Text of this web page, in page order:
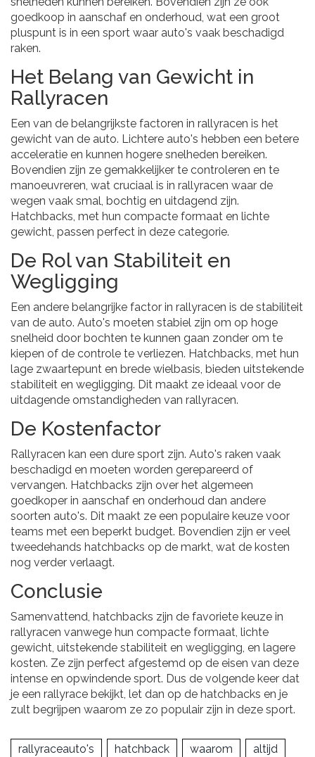
goedkoop in aanschaf en onderhoud, wat een groot
pluspunt is in een sport waar auto's vaak beschadigd
raken.
Het Belang van Gewicht in
Rallyracen
Een van de belangrijkste factoren in rallyracen is het
gewicht van de auto. Lichtere auto's hebben een betere
acceleratie en kunnen hogere snelheden bereiken.
Bovendien zijn ze gemakkelijker te controleren en te
manoeuvreren, wat cruciaal is in rallyracen waar de
wegen vaak smal, bochtig en uitdagend zijn.
Hatchbacks, met hun compacte formaat en lichte
gewicht, passen perfect in deze categorie.
De Rol van Stabiliteit en
Wegligging
Een andere belangrijke factor in rallyracen is de stabiliteit
van de auto. Auto's moeten stabiel zijn om op hoge
snelheid door bochten te kunnen gaan zonder om te
kiepen of de controle te verliezen. Hatchbacks, met hun
lage zwaartepunt en brede wielbasis, bieden uitstekende
stabiliteit en wegligging. Dit maakt ze ideaal voor de
uitdagende omstandigheden van rallyracen.
De Kostenfactor
Rallyracen kan een dure sport zijn. Auto's raken vaak
beschadigd en moeten worden gerepareerd of
vervangen. Hatchbacks zijn over het algemeen
goedkoper in aanschaf en onderhoud dan andere
soorten auto's. Dit maakt ze een populaire keuze voor
teams met een beperkt budget. Bovendien zijn er veel
tweedehands hatchbacks op de markt, wat de kosten
nog verder verlaagt.
Conclusie
Samenvattend, hatchbacks zijn de favoriete keuze in
rallyracen vanwege hun compacte formaat, lichte
gewicht, uitstekende stabiliteit en wegligging, en lagere
kosten. Ze zijn perfect afgestemd op de eisen van deze
intense en opwindende sport. Dus de volgende keer dat
je een rallyrace bekijkt, let dan op de hatchbacks en je
zult begrijpen waarom ze zo populair zijn in deze sport.
rallyraceauto's hatchback waarom altijd